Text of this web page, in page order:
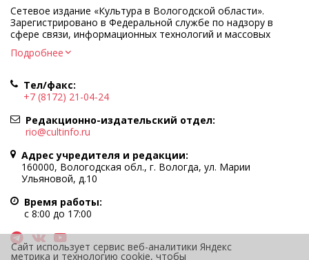
Сетевое издание «Культура в Вологодской области».
Зарегистрировано в Федеральной службе по надзору в
сфере связи, информационных технологий и массовых
Регистрационный номер и дата принятия решения о
Учредитель КУ ВО «Информационно-аналитический центр
культуры»
Адрес учредителя и редакции: 160000, Вологодская обл., г.
Вологда, ул. Марии Ульяновой, д.10
Главный редактор — Легчанова Елена Григорьевна
Политика в отношении обработки персональных данных
При полном или частичном использовании информации
портала гиперссылка на cultinfo.ru обязательна.
Редакция не несет ответственности за достоверность
информации, содержащейся в рекламных объявлениях.
12+
Подробнее
Тел/факс:
+7 (8172) 21-04-24
Редакционно-издательский отдел:
rio@cultinfo.ru
Адрес учредителя и редакции:
160000, Вологодская обл., г. Вологда, ул. Марии
Ульяновой, д.10
Время работы:
с 8:00 до 17:00
Сайт использует сервис веб-аналитики Яндекс
метрика и технологию cookie, чтобы